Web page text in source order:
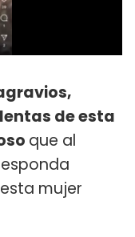
de esta
que al
mujer